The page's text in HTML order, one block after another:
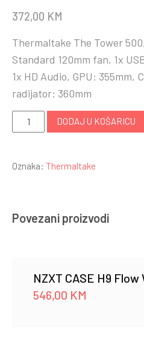
372,00 KM
Thermaltake The Tower
Standard 120mm fan, 1x
1x HD Audio, GPU: 355mm,
radijator: 360mm
Thermaltake
The
500
case,
120mm
DODAJ U KOŠARICU
Oznaka: Thermaltake
Povezani proizvodi
NZXT CASE H9 Flow
546,00 KM